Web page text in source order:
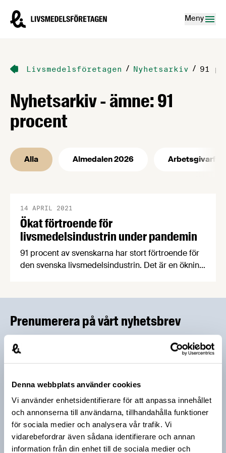
Denna webbplats använder cookies
Vi använder enhetsidentifierare för att anpassa innehållet
och annonserna till användarna, tillhandahålla funktioner
för sociala medier och analysera vår trafik. Vi
vidarebefordrar även sådana identifierare och annan
information från din enhet till de sociala medier och
Livsmedelsföretagen – till startsidan
Meny
Livsmedelsföretagen / Nyhetsarkiv / 91
Nyhetsarkiv - ämne: 91
procent
Alla Almedalen 2026
Ökat förtroende för
livsmedelsindustrin under pandemin
14 APRIL 2021
91 procent av svenskarna har stort förtroende för
den svenska livsmedelsindustrin. Det är en ökning
Livsmedelsföretagen började mäta allmänhetens
Prenumerera på vårt nyhetsbrev
Vårt nyhetsbrev kommer ut 3-4 gånger i månaden och
riktar sig till alla med ett intresse för
livsmedelsföretagande och den svenska
nyhetsbrev godkänner du Livsmedelsföretagens
hantering av personuppgifter.
E-post: